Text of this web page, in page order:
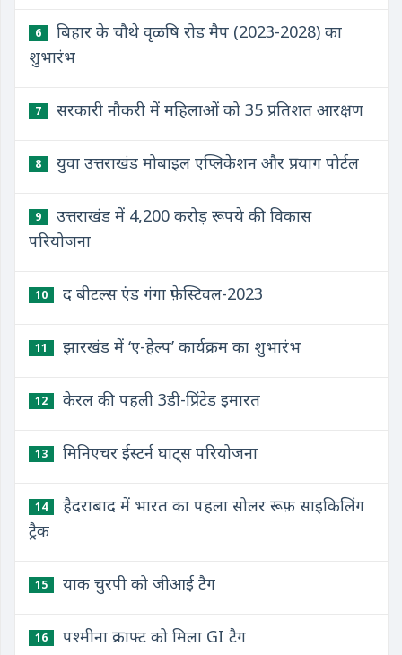
6
बिहार के चौथे वृळषि रोड मैप (2023-2028) का
शुभारंभ
7 सरकारी नौकरी में महिलाओं को 35 प्रतिशत आरक्षण
8 युवा उत्तराखंड मोबाइल एप्लिकेशन और प्रयाग पोर्टल
9
उत्तराखंड में 4,200 करोड़ रूपये की विकास
परियोजना
10 द बीटल्स एंड गंगा फ़ेस्टिवल-2023
11 झारखंड में ‘ए-हेल्प’ कार्यक्रम का शुभारंभ
12 केरल की पहली 3डी-प्रिंटेड इमारत
13 मिनिएचर ईस्टर्न घाट्स परियोजना
14
हैदराबाद में भारत का पहला सोलर रूफ़ साइकिलिंग
ट्रैक
15 याक चुरपी को जीआई टैग
16 पश्मीना क्राफ्ट को मिला GI टैग